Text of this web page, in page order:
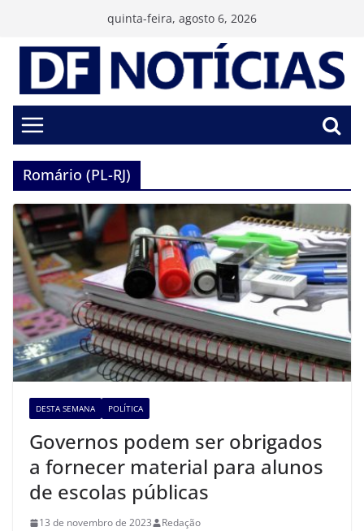
conteúdo
quinta-feira, agosto 6, 2026
Romário (PL-RJ)
DESTA SEMANA POLÍTICA
Governos podem ser obrigados
a fornecer material para alunos
de escolas públicas
13 de novembro de 2023 Redação